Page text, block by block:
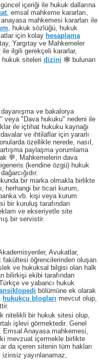
içeriği ile hukuk dallarına
, emsal mahkeme kararları,
mahkemesi kararları ile
, hukuk sözlüğü, hukuk
için kolay hesaplama
Yargıtay ve Mahkemeler
ile ilgili gerekçeli kararlar,
hukuk siteleri dizini 🕸 bulunan
ve bakalorya
veya "Dava hukuku" nedeni ile
ile içtihat hukuku kaynağı
ve ihtilaflar için yararlı
özellikle nerede, nasıl,
paylaşma yorumlama
💬, Mahkemelerin dava
(kendine özgü) hukuk
bir marka olmakla birlikte
herhangi bir ticari kurum,
vb. kişi veya kurum
bir kuruluş tarafından
ve ekseriyetle site
bir servistir.
Avukatlar,
fakültesi öğrencilerinden oluşan
ve hukuksal bilgisi olan halk
bilirkişi ekibi tarafından
ve yabancı hukuk
bölümüne ek olarak
hukukçu blogları mevcut olup,
nitelikli bir hukuk sitesi olup,
işlevi görmektedir. Genel
Anayasa mahkemesi,
mevzuat içermekle birlikte
da içeren sitenin tüm hakları
yayınlanamaz,